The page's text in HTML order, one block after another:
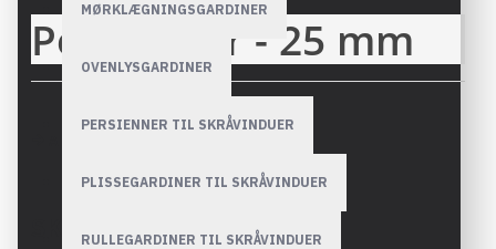
MØRKLÆGNINGSGARDINER
OVENLYSGARDINER
PERSIENNER TIL SKRÅVINDUER
PLISSEGARDINER TIL SKRÅVINDUER
RULLEGARDINER TIL SKRÅVINDUER
Persienner - 25 mm
Metallic Mønstrede
og Flerfarvede
SKRIV EN ANMELDELSE